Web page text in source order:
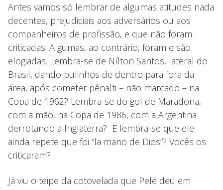
Antes vamos só lembrar de algumas atitudes nada
decentes, prejudiciais aos adversários ou aos
companheiros de profissão, e que não foram
criticadas. Algumas, ao contrário, foram e são
elogiadas. Lembra-se de Nílton Santos, lateral do
Brasil, dando pulinhos de dentro para fora da
área, após cometer pênalti – não marcado – na
Copa de 1962? Lembra-se do gol de Maradona,
com a mão, na Copa de 1986, com a Argentina
derrotando a Inglaterra? E lembra-se que ele
ainda repete que foi “la mano de Dios”? Vocês os
criticaram?
Já viu o teipe da cotovelada que Pelé deu em